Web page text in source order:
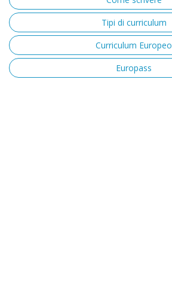
Tipi di curriculum
Curriculum Europeo
Europass